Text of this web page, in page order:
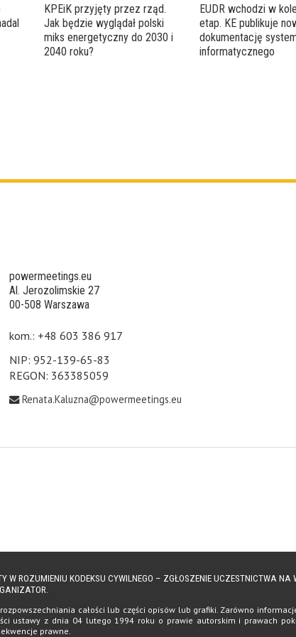
KPEiK przyjęty przez rząd.
Jak będzie wyglądał polski
miks energetyczny do 2030 i
2040 roku?
EUDR wchodzi w
etap. KE publikuje
dokumentację
informatycznego
powermeetings.eu
Al. Jerozolimskie 27
00-508 Warszawa
kom.: +48 603 386 917
NIP: 952-139-65-83
REGON: 363385059
Renata.Kaluzna@powermeetings.eu
W ROZUMIENIU KODEKSU CYWILNEGO – ZGŁOSZENIE UCZESTNICTWA
całości lub części opisów lub grafiki. Zarówno
ustawy z dnia 04 lutego 1994 roku o prawie autorskim i prawach
prawne.